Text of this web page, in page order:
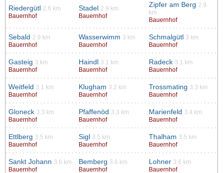
Riedergütl
2.6 km
Bauernhof
Stadel
2.9 km
Bauernhof
Zipfer am Berg 2.9
km
Bauernhof
Sebald 2.9 km
Bauernhof
Wasserwimm 3 km
Bauernhof
Schmalgütl
3 km
Bauernhof
Gasteig 3 km
Bauernhof
Haindl
3.1 km
Bauernhof
Radeck 3.1 km
Bauernhof
Weitfeld 3.1 km
Bauernhof
Klugham 3.2 km
Bauernhof
Trossmating 3.3 km
Bauernhof
Gloneck 3.3 km
Bauernhof
Pfaffenöd 3.3 km
Bauernhof
Marienfeld 3.4 km
Bauernhof
Ettlberg 3.5 km
Bauernhof
Sigl
3.5 km
Bauernhof
Thalham 3.5 km
Bauernhof
Sankt Johann 3.6 km
Bauernhof
Bemberg 3.6 km
Bauernhof
Lohner 3.6 km
Bauernhof